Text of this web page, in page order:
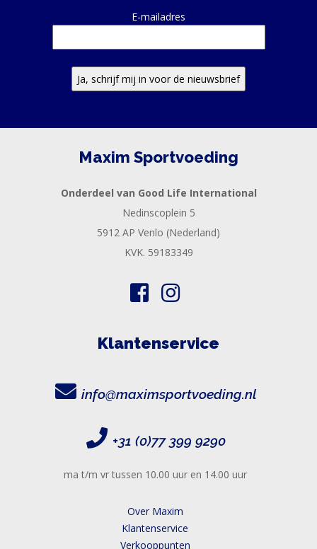
E-mailadres
Maxim Sportvoeding
Onderdeel van Good Life International
Nedinscoplein 5
5912 AP Venlo (Nederland)
KVK. 59183349
Klantenservice
info@maximsportvoeding.nl
+31 (0)77 399 9290
ma t/m vr tussen 10.00 uur en 14.00 uur
Over Maxim
Klantenservice
Verkooppunten